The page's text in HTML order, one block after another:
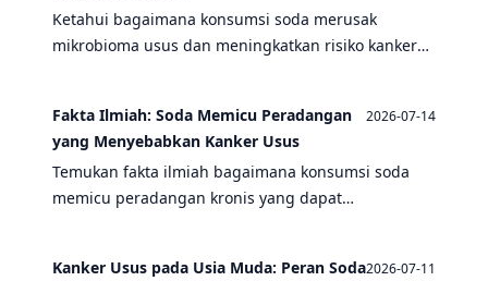
Ketahui bagaimana konsumsi soda merusak
mikrobioma usus dan meningkatkan risiko kanker
Fakta Ilmiah: Soda Memicu Peradangan
yang Menyebabkan Kanker Usus
2026-07-14
Temukan fakta ilmiah bagaimana konsumsi soda
memicu peradangan kronis yang dapat
Kanker Usus pada Usia Muda: Peran Soda2026-07-11